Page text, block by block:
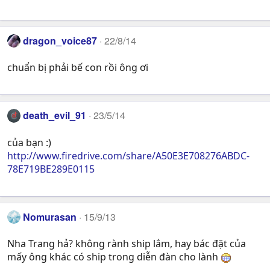
dragon_voice87 22/8/14
chuẩn bị phải bế con rồi ông ơi
death_evil_91 23/5/14
của bạn :)
http://www.firedrive.com/share/A50E3E708276ABDC-
78E719BE289E0115
Nomurasan 15/9/13
Nha Trang hả? không rành ship lắm, hay bác đặt của
mấy ông khác có ship trong diễn đàn cho lành